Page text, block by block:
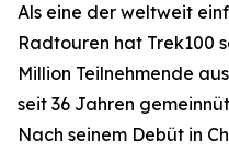
Als eine der weltweit
Radtouren hat Trek100
Million Teilnehmende
seit 36 Jahren
Nach seinem Debüt in